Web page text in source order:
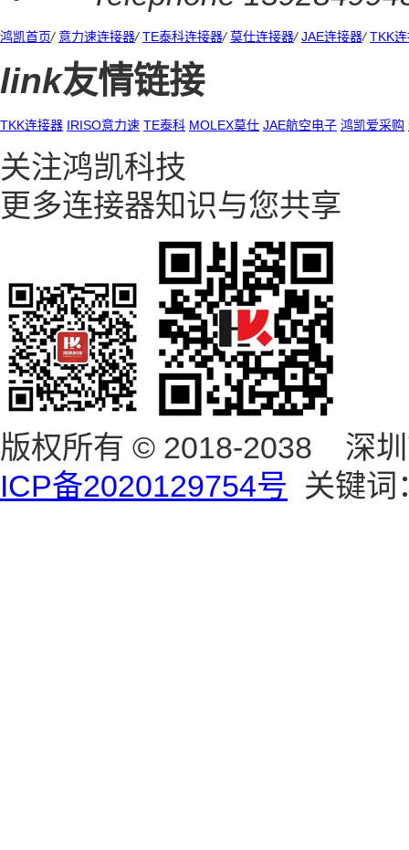
鸿凯首页/ 意力速连接器/ TE泰科连接器/ 莫仕连接器/ JAE连接器/ TKK
link友情链接
TKK连接器 IRISO意力速 TE泰科 MOLEX莫仕 JAE航空电子 鸿凯爱采购
关注鸿凯科技
更多连接器知识与您共享
版权所有 © 2018-2038 深
ICP备2020129754号 关键词